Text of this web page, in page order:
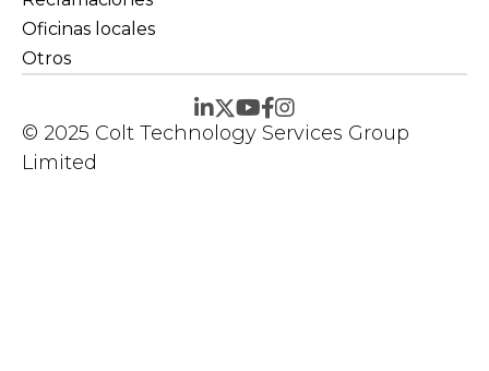
Oficinas locales
Otros
© 2025 Colt Technology Services Group
Limited